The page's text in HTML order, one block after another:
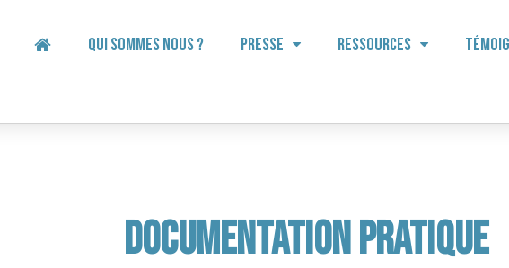
Qui sommes nous ? Presse Ressources
documentation pratique